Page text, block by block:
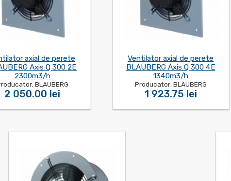
axial de perete
Axis Q 300 2E
2300m3/h
BLAUBERG
2 050.00 lei
Ventilator axial de perete
BLAUBERG Axis Q 300 4E
1340m3/h
Producator: BLAUBERG
1 923.75 lei